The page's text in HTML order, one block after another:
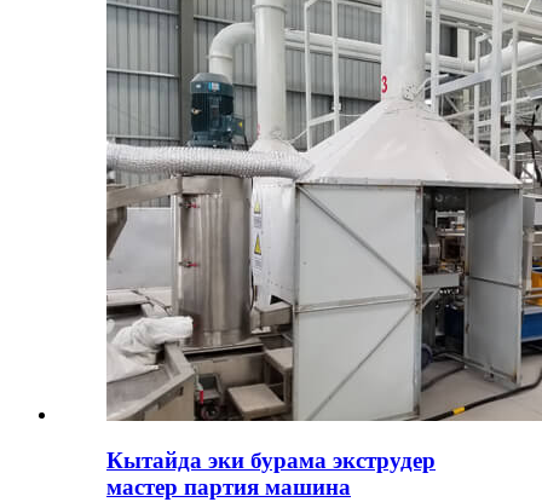
Кытайда эки бурама экструдер
мастер партия машина